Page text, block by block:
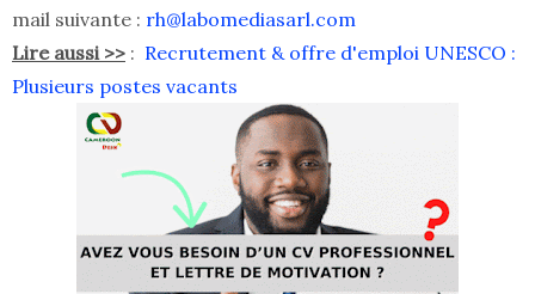
mail suivante : rh@labomediasarl.com
Lire aussi >> : Recrutement & offre d'emploi UNESCO :
Plusieurs postes vacants